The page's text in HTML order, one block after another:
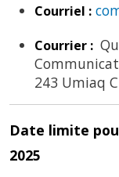
Courriel :
Courrier :
243 Umiaq
Date limite
2025